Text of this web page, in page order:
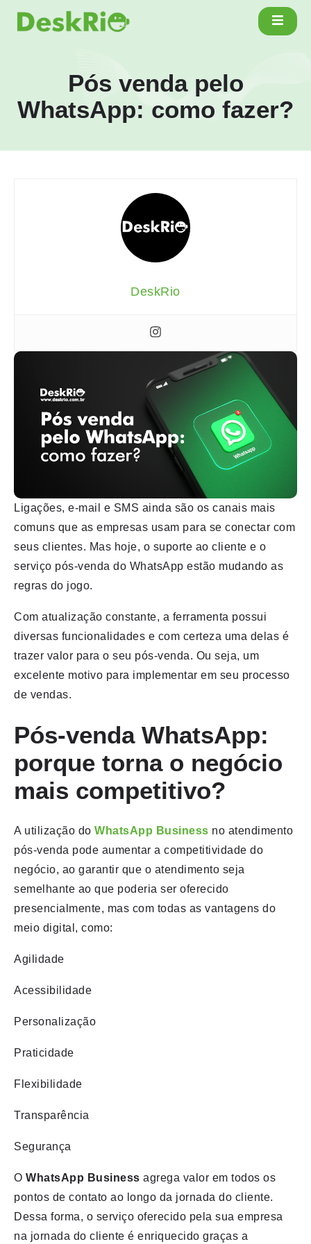
Pós venda pelo
WhatsApp: como fazer?
Ligações, e-mail e SMS ainda são os canais mais
comuns que as empresas usam para se conectar com
seus clientes. Mas hoje, o suporte ao cliente e o
serviço pós-venda do WhatsApp estão mudando as
regras do jogo.
Com atualização constante, a ferramenta possui
diversas funcionalidades e com certeza uma delas é
trazer valor para o seu pós-venda. Ou seja, um
excelente motivo para implementar em seu processo
de vendas.
Pós-venda WhatsApp:
porque torna o negócio
mais competitivo?
A utilização do WhatsApp Business no atendimento
pós-venda pode aumentar a competitividade do
negócio, ao garantir que o atendimento seja
semelhante ao que poderia ser oferecido
presencialmente, mas com todas as vantagens do
meio digital, como:
Agilidade
Acessibilidade
Personalização
Praticidade
Flexibilidade
Transparência
Segurança
O WhatsApp Business agrega valor em todos os
pontos de contato ao longo da jornada do cliente.
Dessa forma, o serviço oferecido pela sua empresa
na jornada do cliente é enriquecido graças a
DeskRio